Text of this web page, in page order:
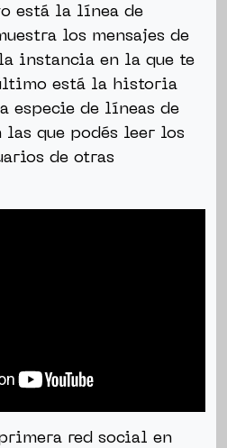
está la línea de
los mensajes de
instancia en la que te
está la historia
especie de líneas de
que podés leer los
de otras
red social en